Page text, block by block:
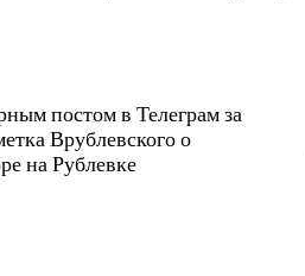
постом в Телеграм за
Врублевского о
на Рублевке